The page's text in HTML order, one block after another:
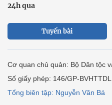
24h qua
Tuyến bài
Cơ quan chủ quản: Bộ Dân tộc
Số giấy phép: 146/GP-
Tổng biên tập: Nguyễn Văn Bá